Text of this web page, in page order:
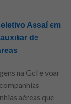
Assaí em
de
na Gol e voar
aéreas que